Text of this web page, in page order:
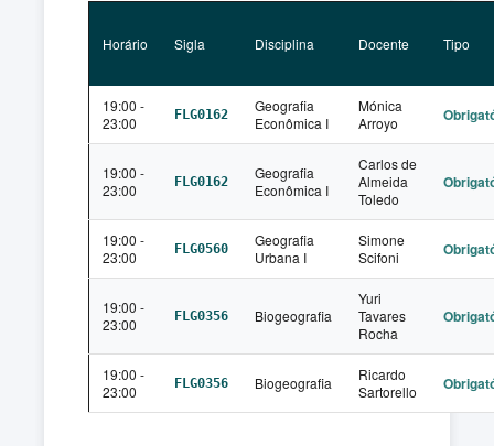
Horário Sigla Disciplina Docente Tipo
19:00 -
23:00
FLG0162
Geografia
Econômica I
Mónica
Arroyo
19:00 -
23:00
FLG0162
Geografia
Econômica I
Carlos de
Almeida
Toledo
19:00 -
23:00
FLG0560
Geografia
Urbana I
Simone
Scifoni
19:00 -
23:00
FLG0356 Biogeografia
Yuri
Tavares
Rocha
19:00 -
23:00
FLG0356 Biogeografia
Ricardo
Sartorello